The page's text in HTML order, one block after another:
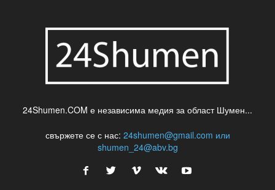
24Shumen.COM е независима медия за област Шумен...
свържете се с нас: 24shumen@gmail.com или
shumen_24@abv.bg